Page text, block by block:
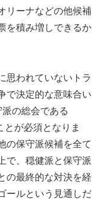
リーナなどの他候補
を積み増しできるか
思われていないトラ
で決定的な意味合い
の総会である
が必須となりま
の保守派候補を全て
で、穏健派と保守派
の最終的な対決を経
ールという見通しだ